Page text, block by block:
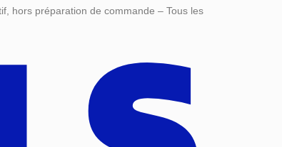
hors préparation de commande – Tous les